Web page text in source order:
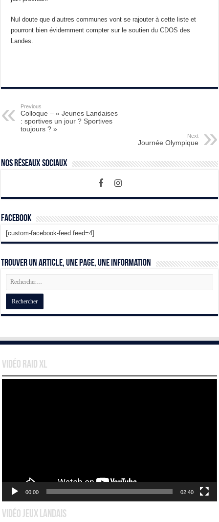
Nul doute que d’autres communes vont se rajouter à cette liste et
pourront bien évidemment compter sur le soutien du CDOS des
Landes.
Previous
Colloque – « Jeunes Landaises
: sportives un jour ? Sportives
toujours ? »
Next
Journée Olympique
Nos Réseaux Sociaux
Facebook
[custom-facebook-feed feed=4]
Trouver un article, une page, une information
Vidéo Raid XL
00:00 02:40
Vidéo Jeux Landais